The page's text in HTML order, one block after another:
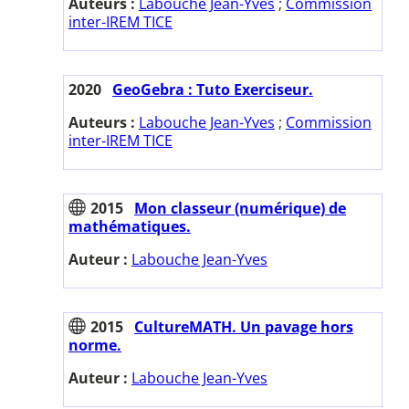
inter-IREM TICE
2020 GeoGebra : Tuto Exerciseur.
Auteurs : Labouche Jean-Yves ; Commission
inter-IREM TICE
2015 Mon classeur (numérique) de
mathématiques.
Auteur : Labouche Jean-Yves
2015 CultureMATH. Un pavage hors
norme.
Auteur : Labouche Jean-Yves